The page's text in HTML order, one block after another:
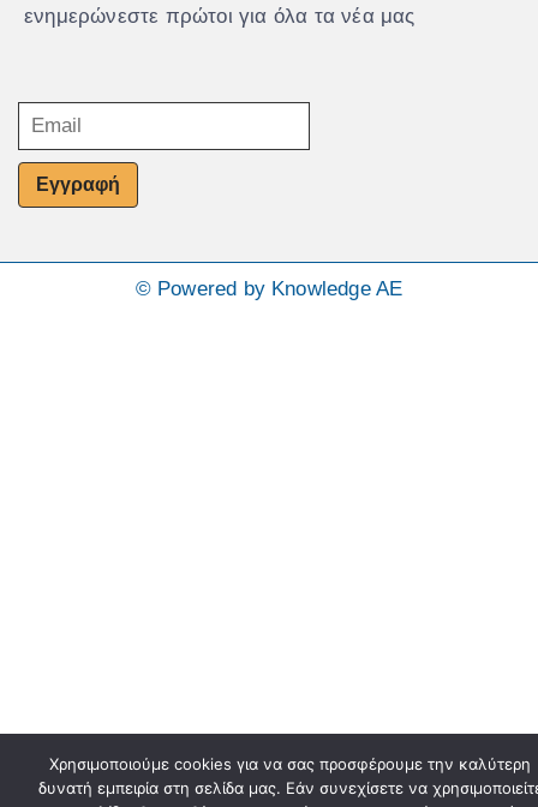
ενημερώνεστε πρώτοι για όλα τα νέα μας
Εγγραφή
© Powered by Knowledge AE
Χρησιμοποιούμε cookies για να σας προσφέρουμε την καλύτερη
δυνατή εμπειρία στη σελίδα μας. Εάν συνεχίσετε να